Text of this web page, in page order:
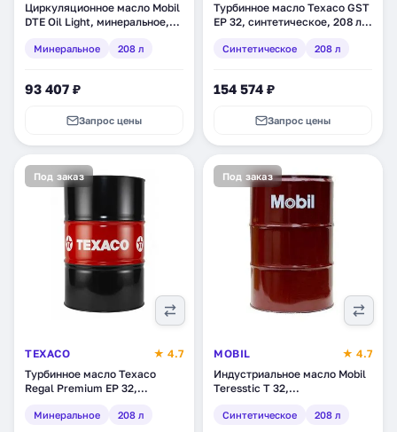
Циркуляционное масло Mobil
DTE Oil Light, минеральное,
Минеральное 208 л
93 407 ₽
Запрос цены
Турбинное масло Texaco GST
EP 32, синтетическое, 208 л
Синтетическое 208 л
154 574 ₽
Запрос цены
Под заказ
TEXACO
★ 4.7
Турбинное масло Texaco
Regal Premium EP 32,
(833426DEE)
Минеральное 208 л
Под заказ
MOBIL
★ 4.7
Индустриальное масло Mobil
Teresstic T 32,
(145182)
Синтетическое 208 л